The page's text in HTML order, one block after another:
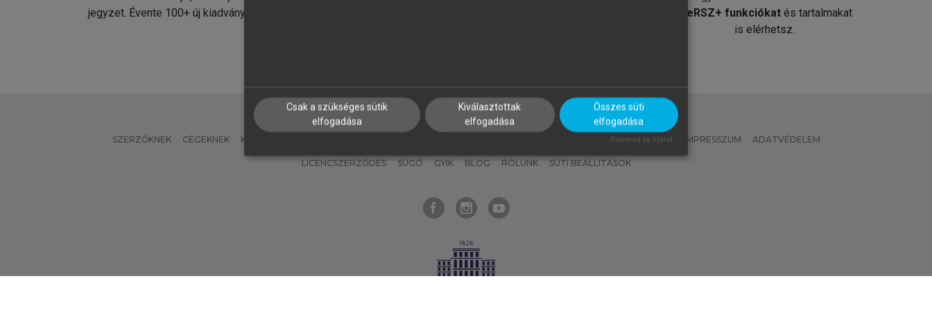
jegyzet. Évente 100+ új kiadvány.
MeRSZ+ funkciókat és tartalmakat
is elérhetsz.
SZERZŐKNEK CÉGEKNEK KÖNYVTÁROSOKNAK MI – ÁLTALÁNOS IRÁNYELVEK IMPRESSZUM ADATVÉDELEM
LICENCSZERZŐDÉS SÚGÓ GYIK BLOG RÓLUNK SÜTI BEÁLLÍTÁSOK
Csak a szükséges sütik
elfogadása
Kiválasztottak
elfogadása
Összes süti
elfogadása
Powered by Klaro!